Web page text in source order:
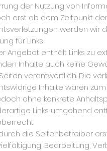
der Nutzung von
erst ab dem Zeitpunkt
werden wir
für Links
Angebot enthält Links zu
Inhalte auch keine
verantwortlich. Die
Inhalte waren
ohne konkrete
Links umgehend
die Seitenbetreiber
Bearbeitung,